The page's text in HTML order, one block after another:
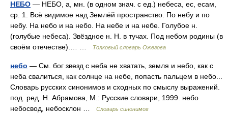
НЕБО — НЕБО, а, мн. (в одном знач. с ед.) небеса, ес, есам,
ср. 1. Всё видимое над Землёй пространство. По небу и по
небу. На небо и на небо. На небе и на небе. Голубое н.
(голубые небеса). Звёздное н. Н. в тучах. Под небом родины (в
своём отечестве).… …
Толковый словарь Ожегова
небо — См. бог звезд с неба не хватать, земля и небо, как с
неба свалиться, как солнце на небе, попасть пальцем в небо...
Словарь русских синонимов и сходных по смыслу выражений.
под. ред. Н. Абрамова, М.: Русские словари, 1999. небо
небосвод, небосклон …
Словарь синонимов